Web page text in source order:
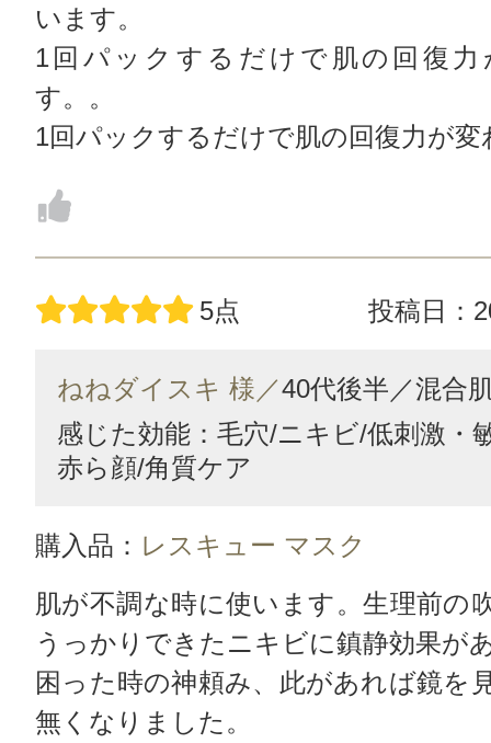
います。
1回パックするだけで肌の回復力
す。。
1回パックするだけで肌の回復力が変
5点 投稿日：
ねねダイスキ 様／40代後半／混合
感じた効能：毛穴/ニキビ/低刺激・
赤ら顔/角質ケア
購入品： レスキュー マスク
肌が不調な時に使います。生理前の
うっかりできたニキビに鎮静効果が
困った時の神頼み、此があれば鏡を
無くなりました。